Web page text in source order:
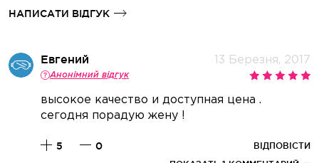
НАПИСАТИ ВІДГУК
Евгений
Анонімний відгук
13 Березня, 2017
высокое качество и доступная цена .
сегодня порадую жену !
5 0 ВІДПОВІСТИ